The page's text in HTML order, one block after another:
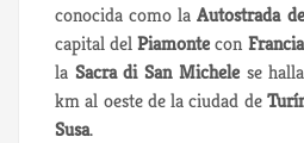
conocida como laAutostrada
capital delPiamontecon Francia
la Sacra di San Michelese
km al oeste de la ciudad de
Susa.